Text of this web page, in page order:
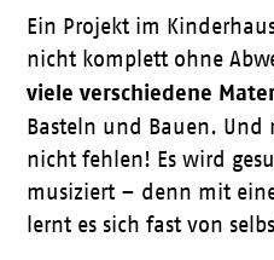
Ein Projekt im
nicht komplett ohne
viele verschiedene
Basteln und Bauen.
nicht fehlen! Es wird
musiziert – denn mit
lernt es sich fast von